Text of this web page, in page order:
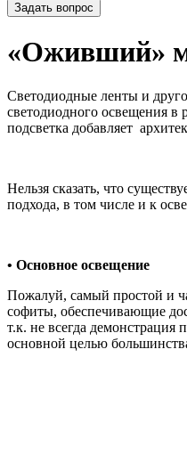
Задать вопрос
«Оживший»
Светодиодные ленты и
светодиодного освещения в
подсветка добавляет
Нельзя сказать, что
подхода, в том числе и к
• Основное освещение
Пожалуй, самый простой и
софиты, обеспечивающие
т.к. не всегда
основной целью